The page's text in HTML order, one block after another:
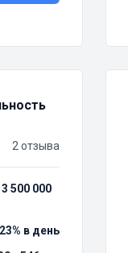
2 отзыва
500 000
в день